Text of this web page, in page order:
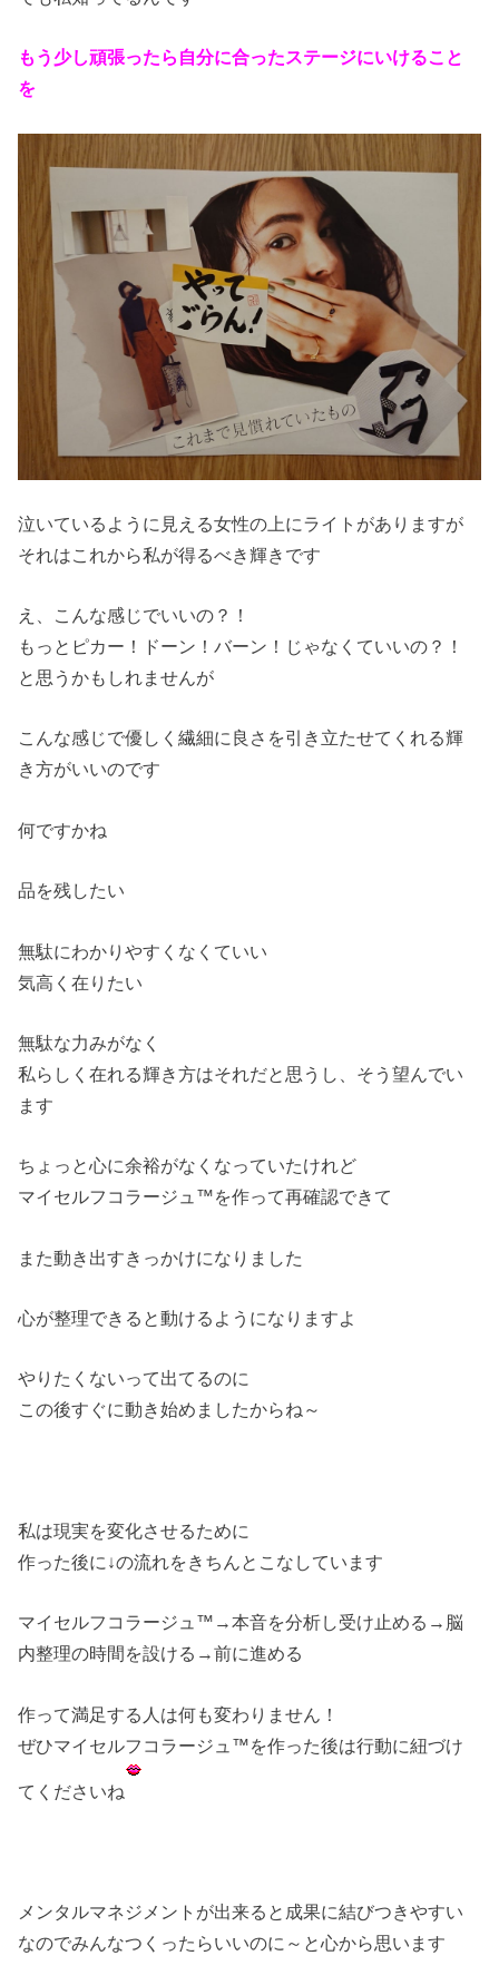
もう少し頑張ったら自分に合ったステージにいけること
を
泣いているように見える女性の上にライトがありますが
それはこれから私が得るべき輝きです
え、こんな感じでいいの？！
もっとピカー！ドーン！バーン！じゃなくていいの？！
と思うかもしれませんが
こんな感じで優しく繊細に良さを引き立たせてくれる輝
き方がいいのです
何ですかね
品を残したい
無駄にわかりやすくなくていい
気高く在りたい
無駄な力みがなく
私らしく在れる輝き方はそれだと思うし、そう望んでい
ます
ちょっと心に余裕がなくなっていたけれど
マイセルフコラージュ™を作って再確認できて
また動き出すきっかけになりました
心が整理できると動けるようになりますよ
やりたくないって出てるのに
この後すぐに動き始めましたからね～
私は現実を変化させるために
作った後に↓の流れをきちんとこなしています
マイセルフコラージュ™→本音を分析し受け止める→脳
内整理の時間を設ける→前に進める
作って満足する人は何も変わりません！
ぜひマイセルフコラージュ™を作った後は行動に紐づけ
てくださいね
メンタルマネジメントが出来ると成果に結びつきやすい
なのでみんなつくったらいいのに～と心から思います